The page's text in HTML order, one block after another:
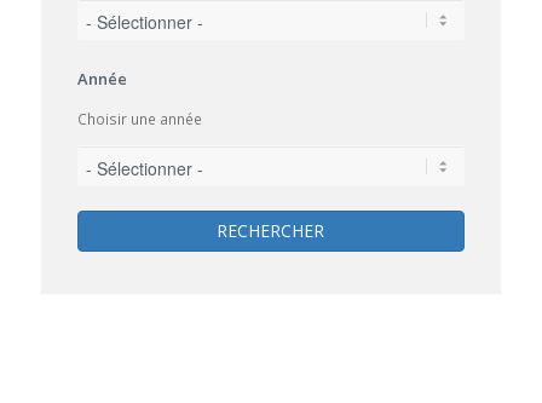
Année
Choisir une année
RECHERCHER